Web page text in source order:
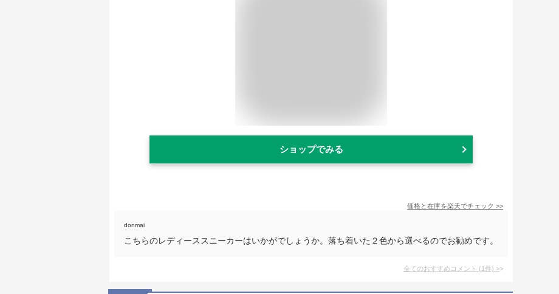
ショップでみる
価格と在庫を楽天でチェック >>
donmai
こちらのレディーススニーカーはいかがでしょうか。落ち着いた２色から選べるのでお勧めです。
全てのおすすめコメント (1件) >